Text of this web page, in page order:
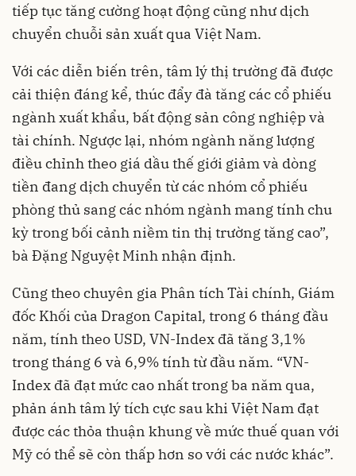
tiếp tục tăng cường hoạt động cũng như dịch
chuyển chuỗi sản xuất qua Việt Nam.
Với các diễn biến trên, tâm lý thị trường đã được
cải thiện đáng kể, thúc đẩy đà tăng các cổ phiếu
ngành xuất khẩu, bất động sản công nghiệp và
tài chính. Ngược lại, nhóm ngành năng lượng
điều chỉnh theo giá dầu thế giới giảm và dòng
tiền đang dịch chuyển từ các nhóm cổ phiếu
phòng thủ sang các nhóm ngành mang tính chu
kỳ trong bối cảnh niềm tin thị trường tăng cao”,
bà Đặng Nguyệt Minh nhận định.
Cũng theo chuyên gia Phân tích Tài chính, Giám
đốc Khối của Dragon Capital, trong 6 tháng đầu
năm, tính theo USD, VN-Index đã tăng 3,1%
trong tháng 6 và 6,9% tính từ đầu năm. “VN-
Index đã đạt mức cao nhất trong ba năm qua,
phản ánh tâm lý tích cực sau khi Việt Nam đạt
được các thỏa thuận khung về mức thuế quan với
Mỹ có thể sẽ còn thấp hơn so với các nước khác”.